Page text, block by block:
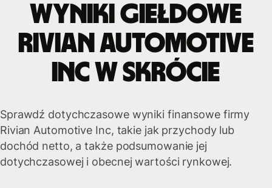
Wyniki giełdowe
Rivian Automotive
Inc w skrócie
Sprawdź dotychczasowe wyniki finansowe firmy
Rivian Automotive Inc, takie jak przychody lub
dochód netto, a także podsumowanie jej
dotychczasowej i obecnej wartości rynkowej.